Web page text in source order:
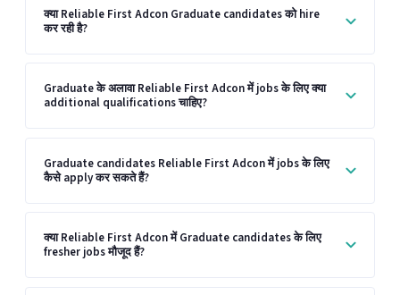
क्या Reliable First Adcon Graduate candidates को hire
कर रही है?
Graduate के अलावा Reliable First Adcon में jobs के लिए क्या
additional qualifications चाहिए?
Graduate candidates Reliable First Adcon में jobs के लिए
कैसे apply कर सकते हैं?
क्या Reliable First Adcon में Graduate candidates के लिए
fresher jobs मौजूद हैं?